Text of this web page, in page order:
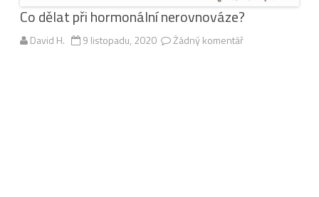
Co dělat při hormonální nerovnováze?
David H. 9 listopadu, 2020 Žádný komentář